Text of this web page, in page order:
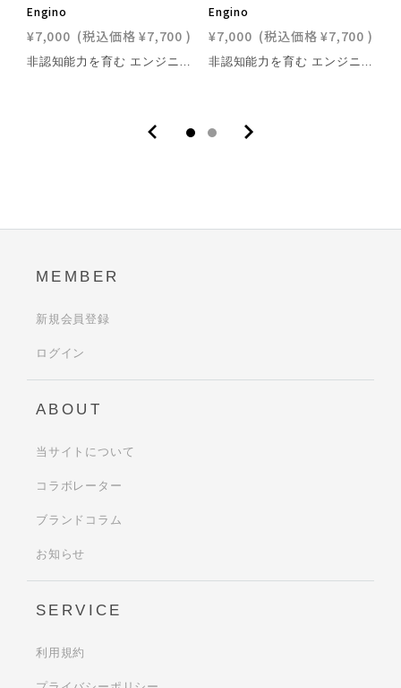
Engino
¥7,000 (税込価格 ¥7,700 )
Engino
¥7,000 (税込価格 ¥7,700 )
MEMBER
新規会員登録
ログイン
ABOUT
当サイトについて
コラボレーター
ブランドコラム
お知らせ
SERVICE
利用規約